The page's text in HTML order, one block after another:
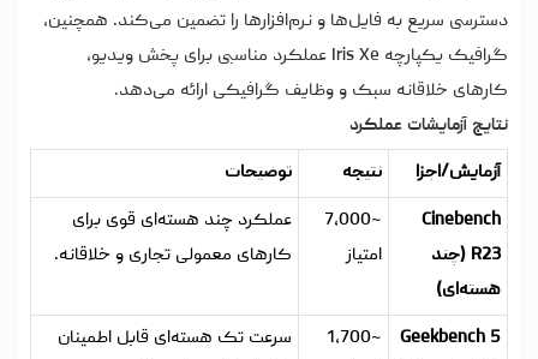
دسترسی سریع به فایل‌ها و نرم‌افزارها را تضمین می‌کند. همچنین،
گرافیک یکپارچه Iris Xe عملکرد مناسبی برای پخش ویدیو،
کارهای خلاقانه سبک و وظایف گرافیکی ارائه می‌دهد.
نتایج آزمایشات عملکرد
آزمایش/اجزا
نتیجه
توضیحات
Cinebench
R23 (چند
هسته‌ای)
~7,000
امتیاز
عملکرد چند هسته‌ای قوی برای
کارهای معمولی تجاری و خلاقانه.
Geekbench 5
~1,700
سرعت تک هسته‌ای قابل اطمینان